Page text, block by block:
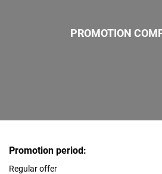
PROMOTION
Promotion period:
Regular offer